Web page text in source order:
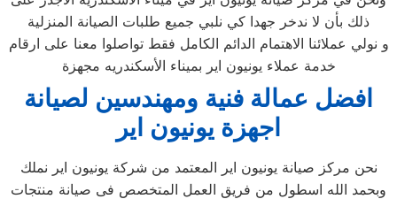
ذلك بأن لا ندخر جهدا كي نلبي جميع طلبات الصيانة المنزلية
و نولي عملائنا الاهتمام الدائم الكامل فقط تواصلوا معنا على ارقام
خدمة عملاء يونيون اير بميناء الأسكندريه مجهزة
افضل عمالة فنية ومهندسين لصيانة
اجهزة يونيون اير
نحن مركز صيانة يونيون اير المعتمد من شركة يونيون اير نملك
وبحمد الله اسطول من فريق العمل المتخصص فى صيانة منتجات